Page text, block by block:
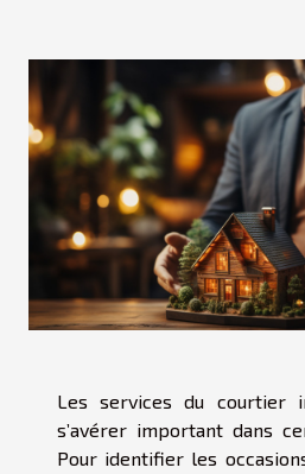
Les services du courtier
s’avérer important dans
Pour identifier les